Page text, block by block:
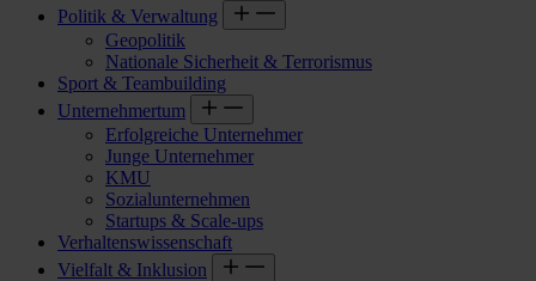
Politik & Verwaltung
Geopolitik
Nationale Sicherheit & Terrorismus
Sport & Teambuilding
Unternehmertum
Erfolgreiche Unternehmer
Junge Unternehmer
KMU
Sozialunternehmen
Startups & Scale-ups
Verhaltenswissenschaft
Vielfalt & Inklusion